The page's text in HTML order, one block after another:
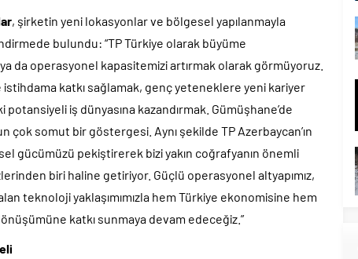
, şirketin yeni lokasyonlar ve bölgesel yapılanmayla
bulundu: “TP Türkiye olarak büyüme
da operasyonel kapasitemizi artırmak olarak görmüyoruz.
katkı sağlamak, genç yeteneklere yeni kariyer
iş dünyasına kazandırmak. Gümüşhane’de
çok somut bir göstergesi. Aynı şekilde TP Azerbaycan’ın
gücümüzü pekiştirerek bizi yakın coğrafyanın önemli
biri haline getiriyor. Güçlü operasyonel altyapımız,
teknoloji yaklaşımımızla hem Türkiye ekonomisine hem
katkı sunmaya devam edeceğiz.”